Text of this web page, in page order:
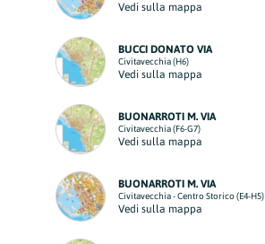
Vedi sulla mappa
BUCCI DONATO VIA
Civitavecchia (H6)
Vedi sulla mappa
BUONARROTI M. VIA
Civitavecchia (F6-G7)
Vedi sulla mappa
BUONARROTI M. VIA
Civitavecchia - Centro Storico (E4-H5)
Vedi sulla mappa